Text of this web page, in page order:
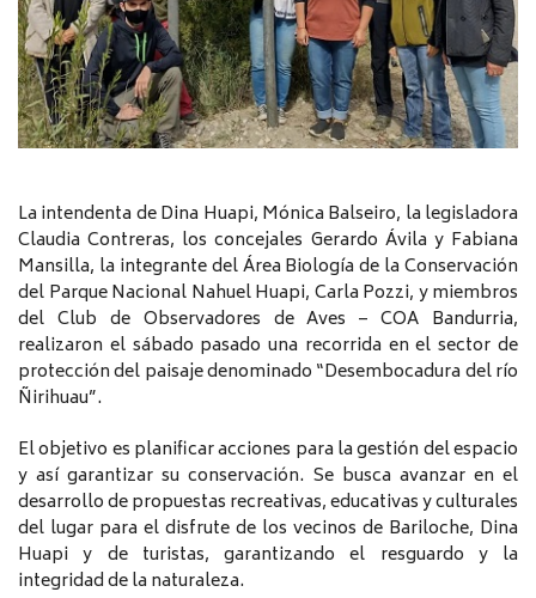
La intendenta de Dina Huapi, Mónica Balseiro, la legisladora
Claudia Contreras, los concejales Gerardo Ávila y Fabiana
Mansilla, la integrante del Área Biología de la Conservación
del Parque Nacional Nahuel Huapi, Carla Pozzi, y miembros
del Club de Observadores de Aves – COA Bandurria,
realizaron el sábado pasado una recorrida en el sector de
protección del paisaje denominado “Desembocadura del río
Ñirihuau”.
El objetivo es planificar acciones para la gestión del espacio
y así garantizar su conservación. Se busca avanzar en el
desarrollo de propuestas recreativas, educativas y culturales
del lugar para el disfrute de los vecinos de Bariloche, Dina
Huapi y de turistas, garantizando el resguardo y la
integridad de la naturaleza.